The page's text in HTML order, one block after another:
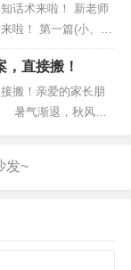
．５
ｄ与ＡｐｐＳｅｃ
－－ＡＰＩ设置－
程序注册...
话术来啦！ 新老师
啦！ 第一篇(小、
上好，欢迎加入X
兼XX老师。孩子的
家校沟通更紧密畅
公约：1.认真阅读群
直接搬！
搬！亲爱的家长朋
气渐退，秋风送